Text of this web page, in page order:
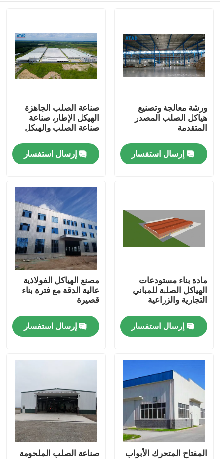
أشرطة فيديو
جولة في المعمل
رقابة جودة
اطلب اقتباس
مستودع الهيكل الصلب
ورشة الهياكل الفولاذية
هيكل فولاذي خفيف الوزن
ورشة معالجة وتصنيع
هياكل الصلب المصدر
المتقدمة
إرسال استفسار
صناعة الصلب الجاهزة
الهيكل الإطار، صناعة
صناعة الصلب والهيكل
إرسال استفسار
مادة بناء مستودعات
الهياكل الصلبة للمباني
التجارية والزراعية
إرسال استفسار
مصنع الهياكل الفولاذية
عالية الدقة مع فترة بناء
قصيرة
إرسال استفسار
المفتاح المتحرك الأبواب
صناعة الصلب الملحومة